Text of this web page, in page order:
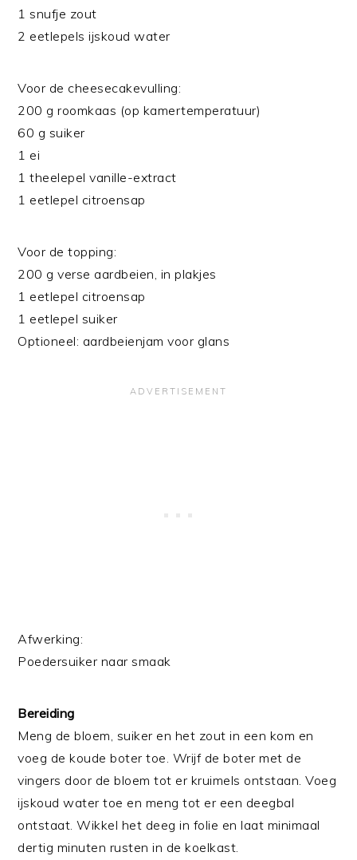
1 snufje zout
2 eetlepels ijskoud water
Voor de cheesecakevulling:
200 g roomkaas (op kamertemperatuur)
60 g suiker
1 ei
1 theelepel vanille-extract
1 eetlepel citroensap
Voor de topping:
200 g verse aardbeien, in plakjes
1 eetlepel citroensap
1 eetlepel suiker
Optioneel: aardbeienjam voor glans
Afwerking:
Poedersuiker naar smaak
Bereiding
Meng de bloem, suiker en het zout in een kom en
voeg de koude boter toe. Wrijf de boter met de
vingers door de bloem tot er kruimels ontstaan. Voeg
ijskoud water toe en meng tot er een deegbal
ontstaat. Wikkel het deeg in folie en laat minimaal
dertig minuten rusten in de koelkast.